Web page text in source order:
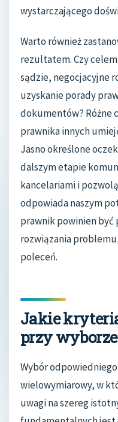
wystarczającego
Warto również
rezultatem. Czy
sądzie, negocjacyjne
uzyskanie porady
dokumentów? Różne
prawnika innych
Jasno określone
dalszym etapie
kancelariami i
odpowiada naszym
prawnik powinien być
rozwiązania
poleceń.
Jakie
przy
Wybór
wielowymiarowy, w
uwagi na szereg